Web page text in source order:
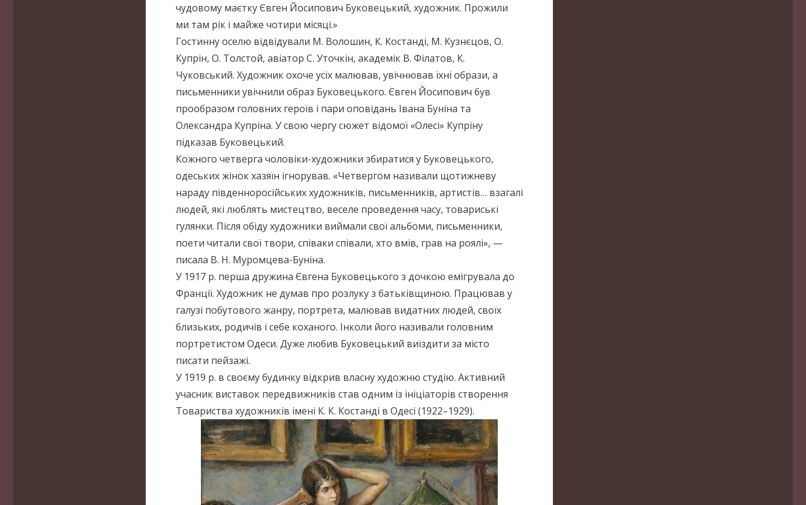
чудовому маєтку Євген Йосипович Буковецький, художник. Прожили
ми там рік і майже чотири місяці.»
Гостинну оселю відвідували М. Волошин, К. Костанді, М. Кузнєцов, О.
Купрін, О. Толстой, авіатор С. Уточкін, академік В. Філатов, К.
Чуковський. Художник охоче усіх малював, увічнював їхні образи, а
письменники увічнили образ Буковецького. Євген Йосипович був
прообразом головних героїв і пари оповідань Івана Буніна та
Олександра Купріна. У свою чергу сюжет відомої «Олесі» Купріну
підказав Буковецький.
Кожного четверга чоловіки-художники збиратися у Буковецького,
одеських жінок хазяїн ігнорував. «Четвергом називали щотижневу
нараду південноросійських художників, письменників, артистів… взагалі
людей, які люблять мистецтво, веселе проведення часу, товариські
гулянки. Після обіду художники виймали свої альбоми, письменники,
поети читали свої твори, співаки співали, хто вмів, грав на роялі», —
писала В. Н. Муромцева-Буніна.
У 1917 р. перша дружина Євгена Буковецького з дочкою емігрувала до
Франції. Художник не думав про розлуку з батьківщиною. Працював у
галузі побутового жанру, портрета, малював видатних людей, своїх
близьких, родичів і себе коханого. Інколи його називали головним
портретистом Одеси. Дуже любив Буковецький виїздити за місто
писати пейзажі.
У 1919 р. в своєму будинку відкрив власну художню студію. Активний
учасник виставок передвижників став одним із ініціаторів створення
Товариства художників імені К. К. Костанді в Одесі (1922–1929).